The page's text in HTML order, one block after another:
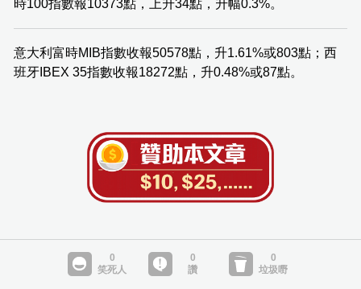
時100指數報10373點，上升34點，升幅0.3%。
意大利富時MIB指數收報50578點，升1.61%或803點；西
班牙IBEX 35指數收報18272點，升0.48%或87點。